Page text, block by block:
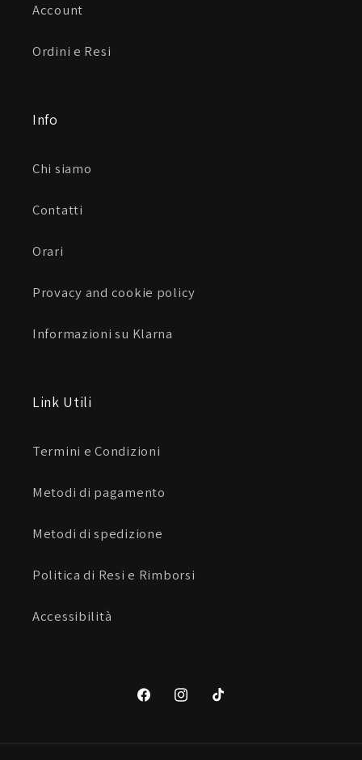
Account
Ordini e Resi
Info
Chi siamo
Contatti
Orari
Provacy and cookie policy
Informazioni su Klarna
Link Utili
Termini e Condizioni
Metodi di pagamento
Metodi di spedizione
Politica di Resi e Rimborsi
Accessibilità
FacebookInstagramTikTok